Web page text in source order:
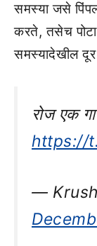
समस्या जसे
करते, तसेच
समस्यादेखील दूर
रोज एक
https://
—